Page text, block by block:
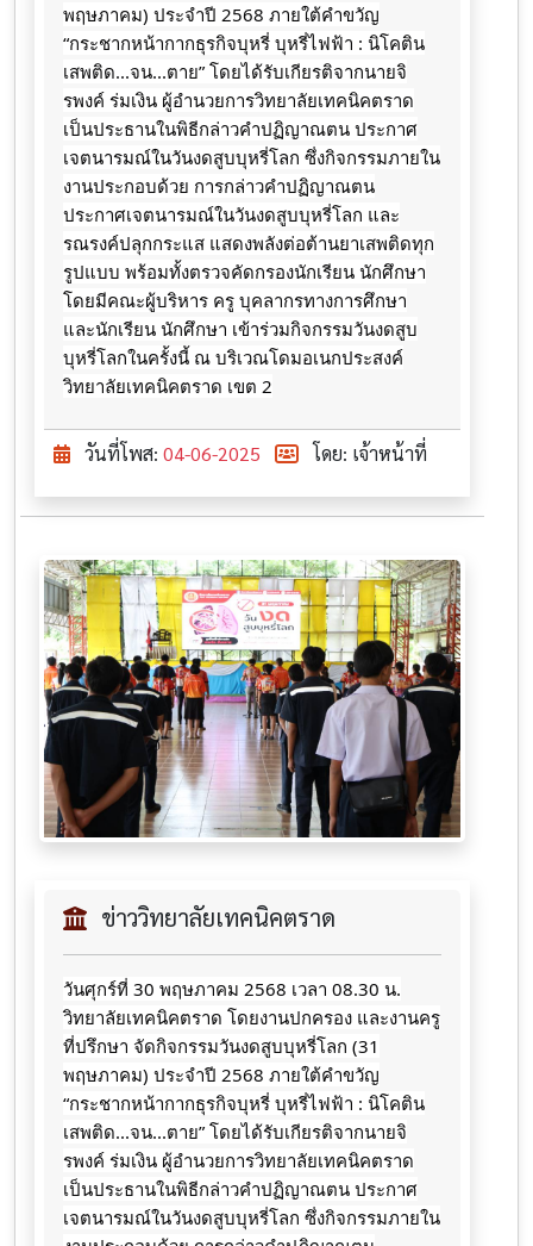
พฤษภาคม) ประจำปี 2568 ภายใต้คำขวัญ
“กระชากหน้ากากธุรกิจบุหรี่ บุหรี่ไฟฟ้า : นิโคติน
เสพติด...จน...ตาย” โดยได้รับเกียรติจากนายจิ
รพงค์ ร่มเงิน ผู้อำนวยการวิทยาลัยเทคนิคตราด
เป็นประธานในพิธีกล่าวคำปฏิญาณตน ประกาศ
เจตนารมณ์ในวันงดสูบบุหรี่โลก ซึ่งกิจกรรมภายใน
งานประกอบด้วย การกล่าวคำปฏิญาณตน
ประกาศเจตนารมณ์ในวันงดสูบบุหรี่โลก และ
รณรงค์ปลุกกระแส แสดงพลังต่อต้านยาเสพติดทุก
รูปแบบ พร้อมทั้งตรวจคัดกรองนักเรียน นักศึกษา
โดยมีคณะผู้บริหาร ครู บุคลากรทางการศึกษา
และนักเรียน นักศึกษา เข้าร่วมกิจกรรมวันงดสูบ
บุหรี่โลกในครั้งนี้ ณ บริเวณโดมอเนกประสงค์
วิทยาลัยเทคนิคตราด เขต 2
วันที่โพส: 04-06-2025 โดย: เจ้าหน้าที่
ข่าววิทยาลัยเทคนิคตราด
วันศุกร์ที่ 30 พฤษภาคม 2568 เวลา 08.30 น.
วิทยาลัยเทคนิคตราด โดยงานปกครอง และงานครู
ที่ปรึกษา จัดกิจกรรมวันงดสูบบุหรี่โลก (31
พฤษภาคม) ประจำปี 2568 ภายใต้คำขวัญ
“กระชากหน้ากากธุรกิจบุหรี่ บุหรี่ไฟฟ้า : นิโคติน
เสพติด...จน...ตาย” โดยได้รับเกียรติจากนายจิ
รพงค์ ร่มเงิน ผู้อำนวยการวิทยาลัยเทคนิคตราด
เป็นประธานในพิธีกล่าวคำปฏิญาณตน ประกาศ
เจตนารมณ์ในวันงดสูบบุหรี่โลก ซึ่งกิจกรรมภายใน